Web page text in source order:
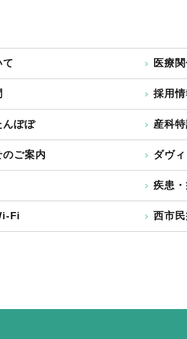
て
んぽぽ
のご案内
Fi
医療
採用情
産科
ダヴ
疾患
西市